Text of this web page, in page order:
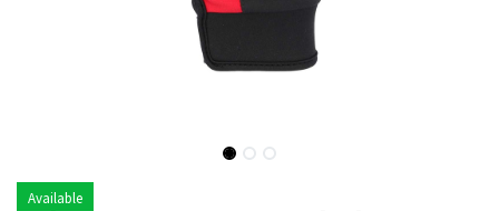
Available